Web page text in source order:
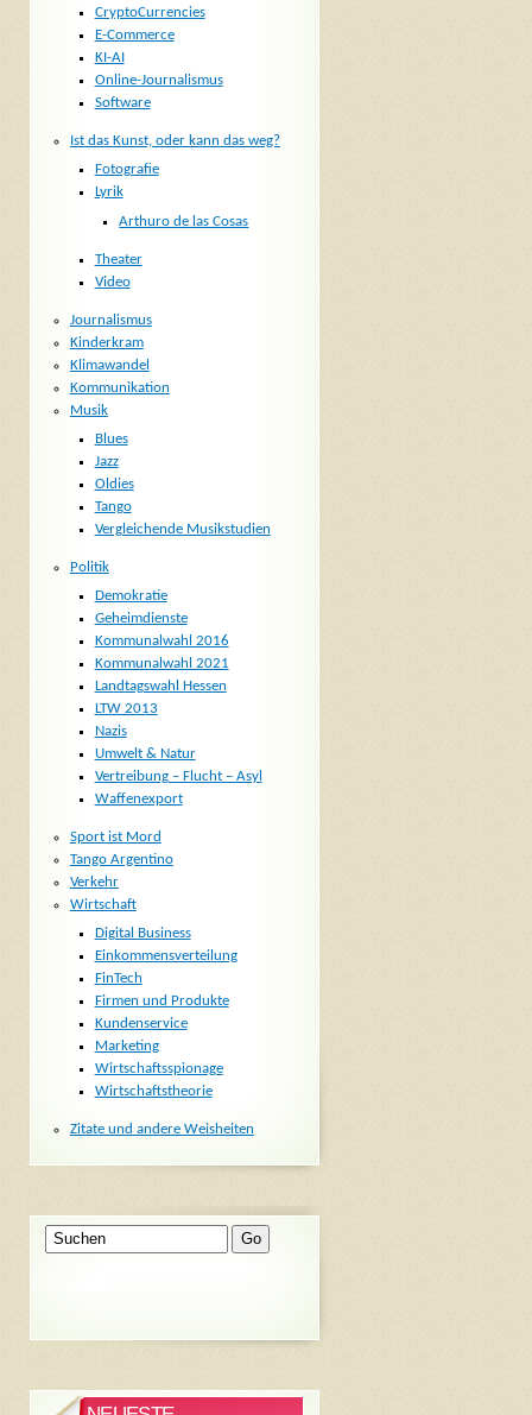
CryptoCurrencies
E-Commerce
KI-AI
Online-Journalismus
Software
Ist das Kunst, oder kann das weg?
Fotografie
Lyrik
Arthuro de las Cosas
Theater
Video
Journalismus
Kinderkram
Klimawandel
Kommunikation
Musik
Blues
Jazz
Oldies
Tango
Vergleichende Musikstudien
Politik
Demokratie
Geheimdienste
Kommunalwahl 2016
Kommunalwahl 2021
Landtagswahl Hessen
LTW 2013
Nazis
Umwelt & Natur
Vertreibung – Flucht – Asyl
Waffenexport
Sport ist Mord
Tango Argentino
Verkehr
Wirtschaft
Digital Business
Einkommensverteilung
FinTech
Firmen und Produkte
Kundenservice
Marketing
Wirtschaftsspionage
Wirtschaftstheorie
Zitate und andere Weisheiten